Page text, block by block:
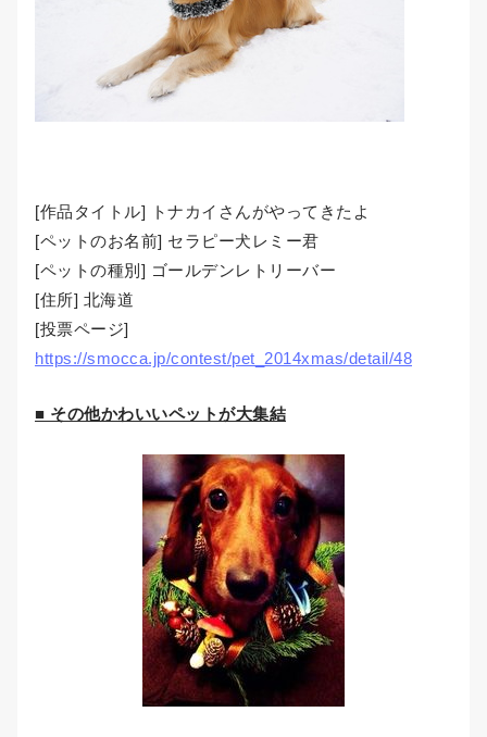
[作品タイトル] トナカイさんがやってきたよ
[ペットのお名前] セラピー犬レミー君
[ペットの種別] ゴールデンレトリーバー
[住所] 北海道
[投票ページ]
https://smocca.jp/contest/pet_2014xmas/detail/48
■ その他かわいいペットが大集結